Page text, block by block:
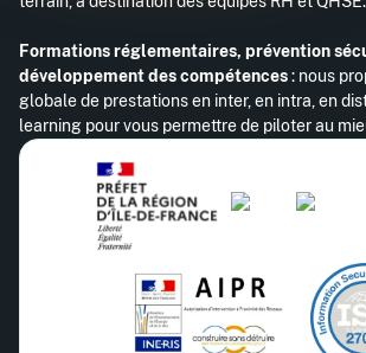
Formations réglementaires, prévention
développement des compétences: nous
globale de prestations en inter, en intra, en
learning pour vous permettre de piloter au